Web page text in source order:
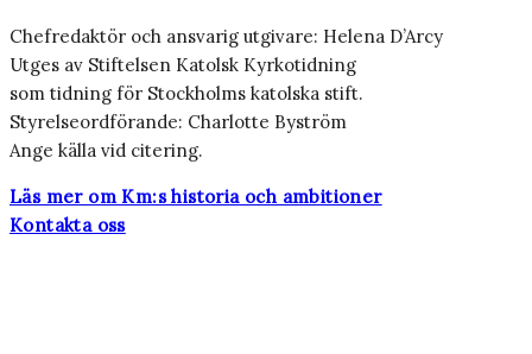
Chefredaktör och ansvarig utgivare: Helena D’Arcy
Utges av Stiftelsen Katolsk Kyrkotidning
som tidning för Stockholms katolska stift.
Styrelseordförande: Charlotte Byström
Ange källa vid citering.
Läs mer om Km:s historia och ambitioner
Kontakta oss